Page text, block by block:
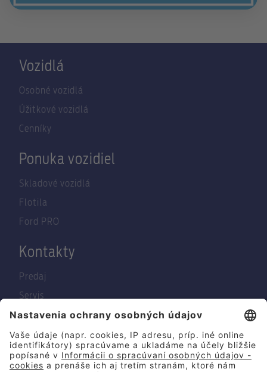
Vozidlá
Osobné vozidlá
Úžitkové vozidlá
Cenníky
Ponuka vozidiel
Skladové vozidlá
Flotila
Ford PRO
Kontakty
Predaj
Servis
O nás